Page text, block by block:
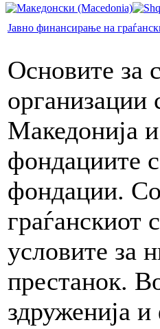
Јавно финансирање на
Основите за
организации
Македонија
фондациите
фондации. Со
граѓанскиот
условите за
престанок.
здруженија